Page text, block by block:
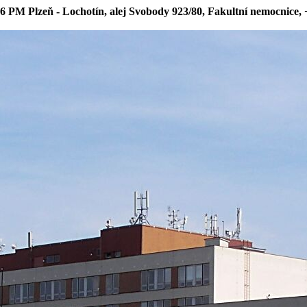
PM Plzeň - Lochotín, alej Svobody 923/80, Fakultní nemocnice,